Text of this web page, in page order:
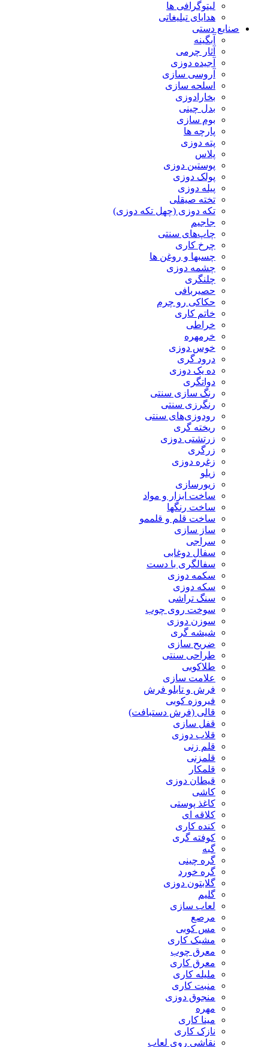
لیتوگرافی ها
هدایای تبلیغاتی
صنایع دستی
آبگینه
آثار چرمی
آجیده دوزی
آروسی سازی
اسلحه سازی
بخارادوزی
بدل چینی
بوم سازی
پارچه ها
پته دوزی
پلاس
پوستین دوزی
پولک دوزی
پیله دوزی
تخته صیقلی
تکه دوزی (چهل تکه دوزی)
جاجیم
چاپ‌های سنتی
چرخ کاری
چسبها و روغن ها
چشمه دوزی
چلنگری
حصیربافی
حکاکی رو چرم
خاتم کاری
خراطی
خرمهره
خوس دوزی
درود گری
ده یک دوزی
دواتگری
رنگ سازی سنتی
رنگرزی سنتی
رودوزی‌های سنتی
ریخته گری
زرتشتی دوزی
زرگری
زغره دوزی
زیلو
زیورسازی
ساخت ابزار و مواد
ساخت رنگها
ساخت قلم و قلممو
ساز سازی
سراجی
سفال دوغابی
سفالگری با دست
سکمه دوزی
سکه دوزی
سنگ تراشی
سوخت روی چوب
سوزن دوزی
شیشه گری
ضریح سازی
طراحی سنتی
طلاکوبی
علامت سازی
فرش و تابلو فرش
فیروزه کوبی
قالی (فرش دستبافت)
قفل سازی
قلاب دوزی
قلم زنی
قلمزنی
قلمکار
قیطان دوزی
کاشی
کاغذ پوستی
کلاقه ای
کنده کاری
کوفته گری
گبه
گره چینی
گره خورد
گلابتون دوزی
گلیم
لعاب سازی
مرصع
مس کوبی
مشبک کاری
معرق چوب
معرق کاری
مليله کاری
منبت کاری
منجوق دوزی
مهره
مینا کاری
نازک کاری
نقاشی روی لعاب